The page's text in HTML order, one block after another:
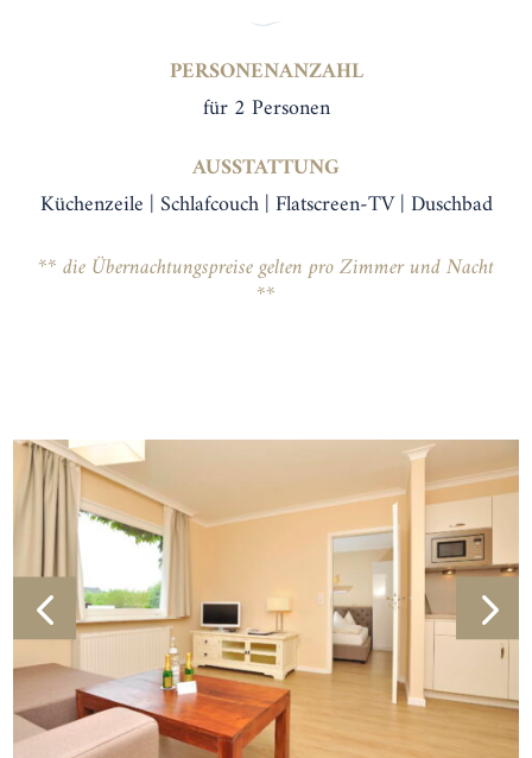
PERSONENANZAHL
für 2 Personen
AUSSTATTUNG
Küchenzeile | Schlafcouch | Flatscreen-TV | Duschbad
** die Übernachtungspreise gelten pro Zimmer und Nacht
**